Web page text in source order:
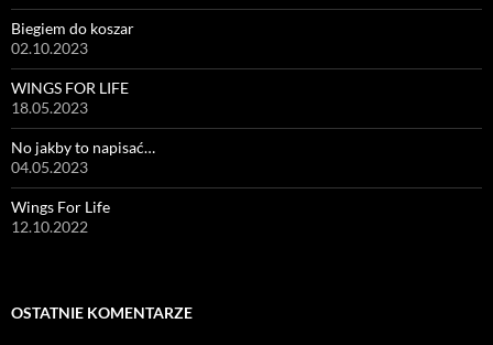
Biegiem do koszar
02.10.2023
WINGS FOR LIFE
18.05.2023
No jakby to napisać…
04.05.2023
Wings For Life
12.10.2022
OSTATNIE KOMENTARZE